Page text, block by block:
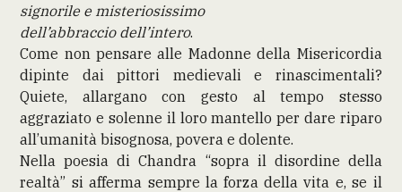
signorile e misteriosissimo
dell’abbraccio dell’intero.
Come non pensare alle Madonne della Misericordia
dipinte dai pittori medievali e rinascimentali?
Quiete, allargano con gesto al tempo stesso
aggraziato e solenne il loro mantello per dare riparo
all’umanità bisognosa, povera e dolente.
Nella poesia di Chandra “sopra il disordine della
realtà” si afferma sempre la forza della vita e, se il